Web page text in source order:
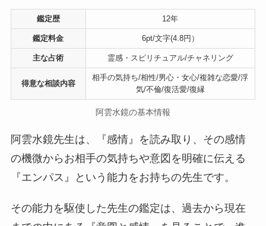
鑑定歴 12年
鑑定料金 6pt/文字(4.8円）
主な占術 霊感・スピリチュアル/チャネリング
得意な相談内容
相手の気持ち/相性/男心・女心/複雑な恋愛/浮
気/不倫/復活愛/復縁
阿雲水鏡の基本情報
阿雲水鏡先生は、『感情』を読み取り、その感情
の機微からお相手の気持ちや意図を明確に伝える
『エンパス』という能力をお持ちの先生です。
その能力を駆使した先生の鑑定は、過去から現在